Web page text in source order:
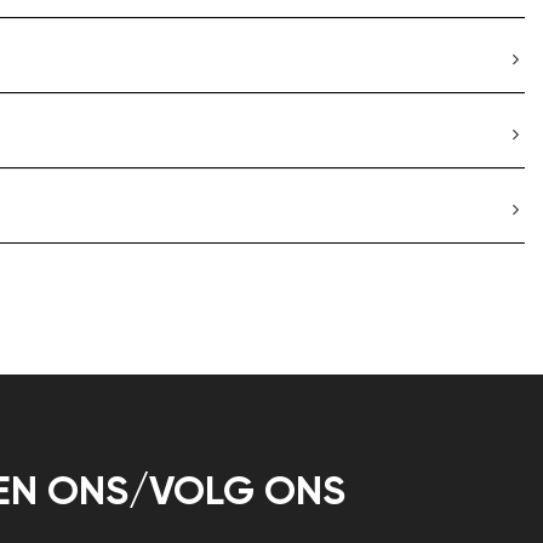
ONS/VOLG ONS